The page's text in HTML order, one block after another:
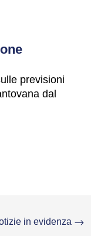
previsioni
dal
in evidenza